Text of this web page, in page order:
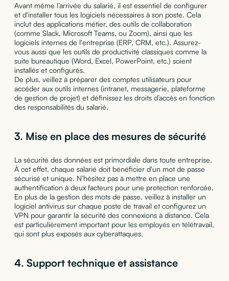
Avant même l’arrivée du salarié, il est essentiel de configurer
et d'installer tous les logiciels nécessaires à son poste. Cela
inclut des applications métier, des outils de collaboration
(comme Slack, Microsoft Teams, ou Zoom), ainsi que les
logiciels internes de l'entreprise (ERP, CRM, etc.). Assurez-
vous aussi que les outils de productivité classiques comme la
suite bureautique (Word, Excel, PowerPoint, etc.) soient
installés et configurés.
De plus, veillez à préparer des comptes utilisateurs pour
accéder aux outils internes (intranet, messagerie, plateforme
de gestion de projet) et définissez les droits d’accès en fonction
des responsabilités du salarié.
3. Mise en place des mesures de sécurité
La sécurité des données est primordiale dans toute entreprise.
À cet effet, chaque salarié doit bénéficier d'un mot de passe
sécurisé et unique. N’hésitez pas à mettre en place une
authentification à deux facteurs pour une protection renforcée.
En plus de la gestion des mots de passe, veillez à installer un
logiciel antivirus sur chaque poste de travail et configurez un
VPN pour garantir la sécurité des connexions à distance. Cela
est particulièrement important pour les employés en télétravail,
qui sont plus exposés aux cyberattaques.
4. Support technique et assistance